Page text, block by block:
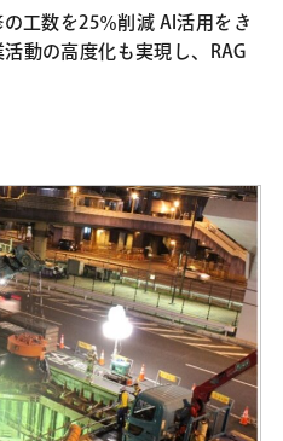
工数を25％削減 AI活用をき
動の高度化も実現し、RAG